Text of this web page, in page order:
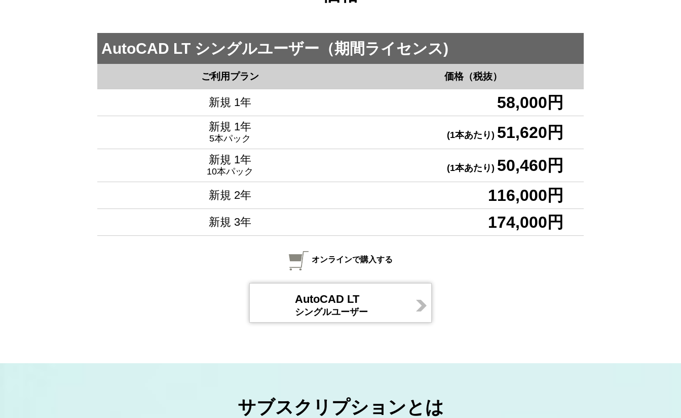
AutoCAD LT シングルユーザー（期間ライセンス)
ご利用プラン 価格（税抜）
新規 1年 58,000円
新規 1年
5本パック (1本あたり) 51,620円
新規 1年
10本パック (1本あたり) 50,460円
新規 2年 116,000円
新規 3年 174,000円
オンラインで購入する
AutoCAD LT
シングルユーザー
サブスクリプションとは